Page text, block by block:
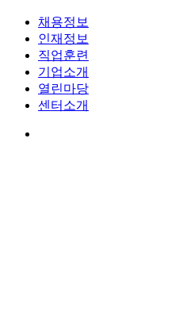
채용정보
인재정보
직업훈련
기업소개
열린마당
센터소개